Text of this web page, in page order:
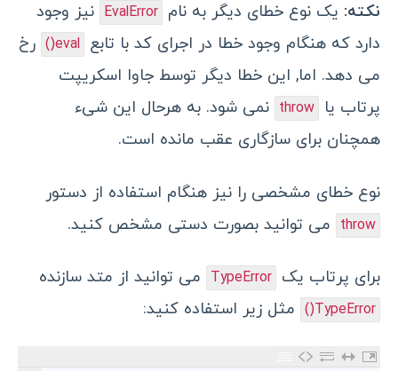
نکته: یک نوع خطای دیگر به نام EvalError نیز وجود
دارد که هنگام وجود خطا در اجرای کد با تابع eval()
رخ
می دهد. اما, این خطا دیگر توسط جاوا اسکریپت
پرتاب یا throw نمی شود. به هرحال این شیء
همچنان برای سازگاری عقب مانده است.
نوع خطای مشخصی را نیز هنگام استفاده از دستور
throw می توانید بصورت دستی مشخص کنید.
برای پرتاب یک TypeError می توانید از متد سازنده
TypeError() مثل زیر استفاده کنید: